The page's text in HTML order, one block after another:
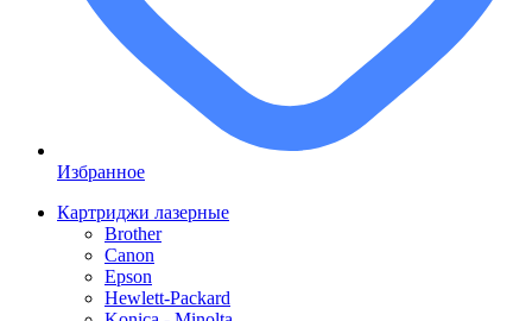
Избранное
Картриджи лазерные
Brother
Canon
Epson
Hewlett-Packard